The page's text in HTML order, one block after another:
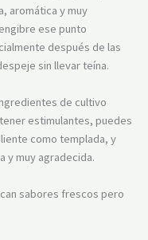
aromática y muy
ese punto
después de las
sin llevar teína.
de cultivo
estimulantes, puedes
como templada, y
y muy agradecida.
sabores frescos pero